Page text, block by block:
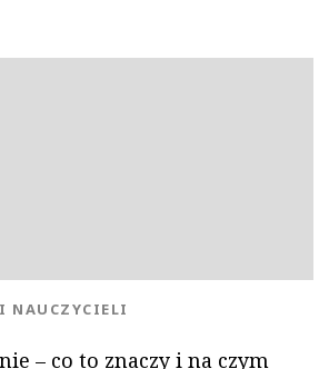
– co to znaczy i na czym
NAUCZYCIELI